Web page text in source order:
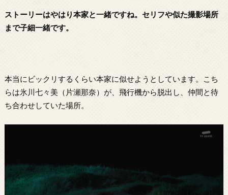
ストーリーはやはり本家と一緒ですね。セリフや似た撮影場所
まで子細一緒です。
本当にビックリするくらい本家に似せようとしています。こち
らは氷川七々美（片瀬那奈）が、飛行機から脱出し、仲間と待
ち合わせしていた場所。